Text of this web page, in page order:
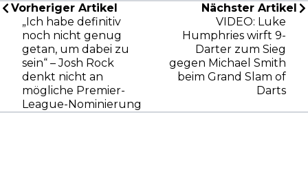
Vorheriger Artikel
„Ich habe definitiv
noch nicht genug
getan, um dabei zu
sein“ – Josh Rock
denkt nicht an
mögliche Premier-
League-Nominierung
Nächster Artikel
VIDEO: Luke
Humphries wirft 9-
Darter zum Sieg
gegen Michael Smith
beim Grand Slam of
Darts